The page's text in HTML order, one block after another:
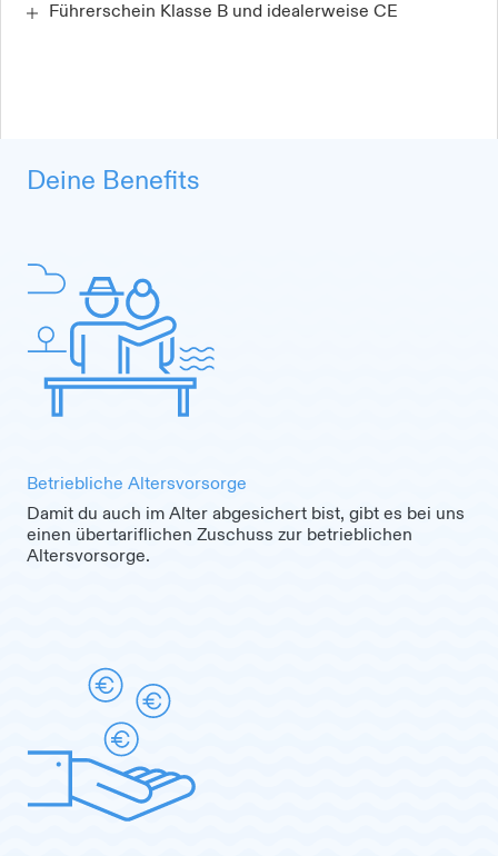
Führerschein Klasse B und idealerweise CE
Deine Benefits
Betriebliche Altersvorsorge
Damit du auch im Alter abgesichert bist, gibt es bei uns
einen übertariflichen Zuschuss zur betrieblichen
Altersvorsorge.